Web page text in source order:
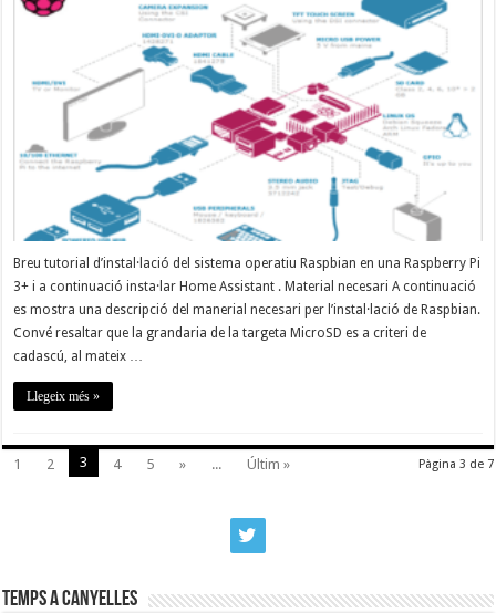
del
sistema
operatiu
Raspbian
Breu tutorial d’instal·lació del sistema operatiu Raspbian en una Raspberry Pi
3+ i a continuació insta·lar Home Assistant . Material necesari A continuació
es mostra una descripció del manerial necesari per l’instal·lació de Raspbian.
Convé resaltar que la grandaria de la targeta MicroSD es a criteri de
cadascú, al mateix …
Llegeix més »
Pàgina 3 de 7
1 2 3 4 5 » ... Últim »
Temps a Canyelles